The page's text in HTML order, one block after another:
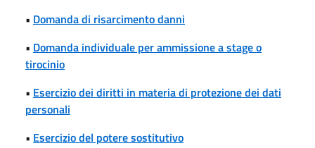
• Domanda di risarcimento danni
• Domanda individuale per ammissione a stage o
tirocinio
• Esercizio dei diritti in materia di protezione dei dati
personali
• Esercizio del potere sostitutivo